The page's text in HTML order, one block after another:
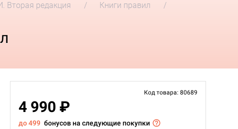
Вторая редакция
Книги правил
Код товара: 80689
4 990 ₽
до 499 бонусов на следующие покупки